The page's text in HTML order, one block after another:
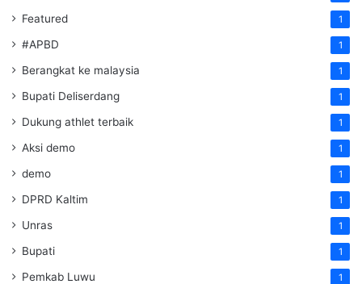
Featured 1
#APBD 1
Berangkat ke malaysia 1
Bupati Deliserdang 1
Dukung athlet terbaik 1
Aksi demo 1
demo 1
DPRD Kaltim 1
Unras 1
Bupati 1
Pemkab Luwu 1